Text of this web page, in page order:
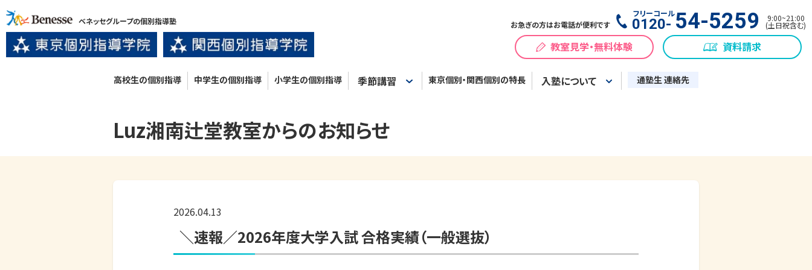
ベネッセグループの個別指導塾 お急ぎの方はお電話が便利です
フリーコール
0120- 54-5259 9:00~21:00
(土日祝含む)
教室見学・無料体験 資料請求
高校生の個別指導 中学生の個別指導 小学生の個別指導 季節講習 東京個別・関西個別の特長 入塾について 通塾生 連絡先
Luz湘南辻堂教室からのお知らせ
2026.04.13
＼速報／2026年度大学入試 合格実績（一般選抜）